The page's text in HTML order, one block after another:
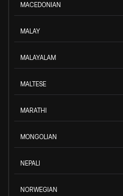
MACEDONIAN
MALAY
MALAYALAM
MALTESE
MARATHI
MONGOLIAN
NEPALI
NORWEGIAN